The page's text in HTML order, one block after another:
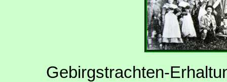
Gebirgstrachten-